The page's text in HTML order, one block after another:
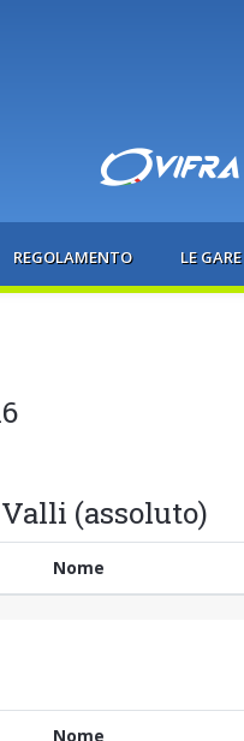
REGOLAMENTO LE GARE
(assoluto)
Nome
Nome